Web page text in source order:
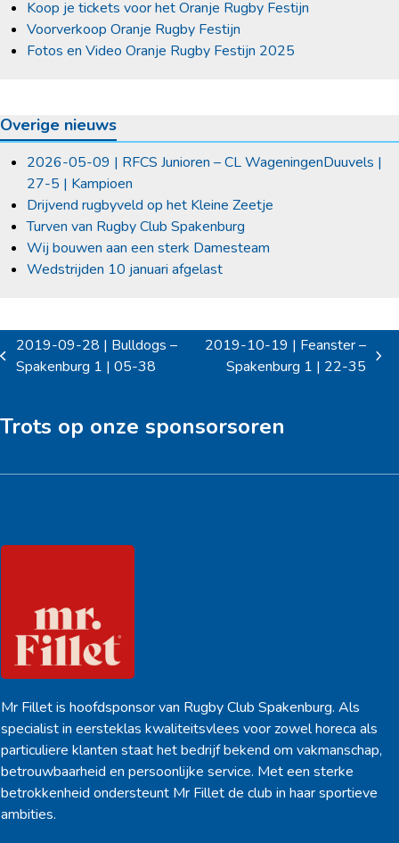
Koop je tickets voor het Oranje Rugby Festijn
Voorverkoop Oranje Rugby Festijn
Fotos en Video Oranje Rugby Festijn 2025
Overige nieuws
2026-05-09 | RFCS Junioren – CL WageningenDuuvels |
27-5 | Kampioen
Drijvend rugbyveld op het Kleine Zeetje
Turven van Rugby Club Spakenburg
Wij bouwen aan een sterk Damesteam
Wedstrijden 10 januari afgelast
previous
2019-09-28 | Bulldogs –
Spakenburg 1 | 05-38
2019-10-19 | Feanster –
Spakenburg 1 | 22-35
Trots op onze sponsorsoren
Mr Fillet is hoofdsponsor van Rugby Club Spakenburg. Als
specialist in eersteklas kwaliteitsvlees voor zowel horeca als
particuliere klanten staat het bedrijf bekend om vakmanschap,
betrouwbaarheid en persoonlijke service. Met een sterke
betrokkenheid ondersteunt Mr Fillet de club in haar sportieve
ambities.